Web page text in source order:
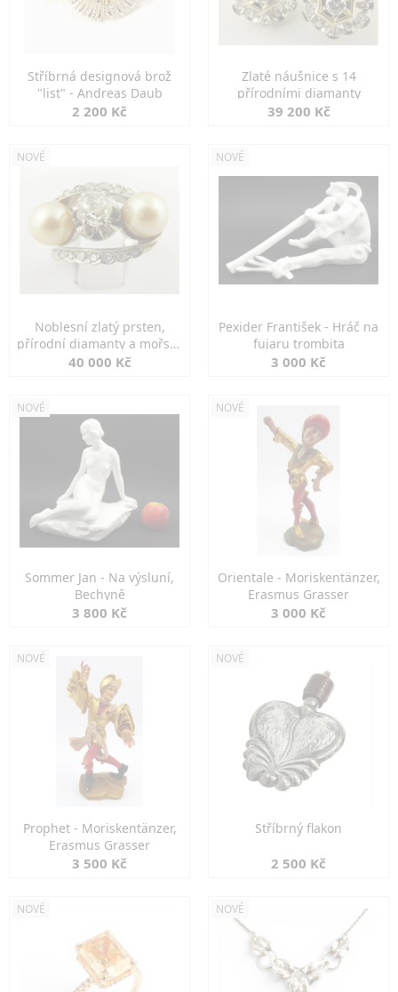
Stříbrná designová brož
"list" - Andreas Daub
2 200 Kč
Zlaté náušnice s 14
přírodními diamanty
39 200 Kč
NOVÉ
Noblesní zlatý prsten,
přírodní diamanty a mořské
perly
40 000 Kč
NOVÉ
Pexider František - Hráč na
fujaru trombita
3 000 Kč
NOVÉ
Sommer Jan - Na výsluní,
Bechyně
3 800 Kč
NOVÉ
Orientale - Moriskentänzer,
Erasmus Grasser
3 000 Kč
NOVÉ
Prophet - Moriskentänzer,
Erasmus Grasser
3 500 Kč
NOVÉ
Stříbrný flakon
2 500 Kč
NOVÉ NOVÉ